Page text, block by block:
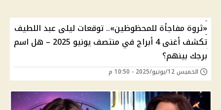
«ثروة مفاجأة للمحظوظين».. توقعات ليلى عبد اللطيف
تكشف أغنى 4 أبراج في منتصف يونيو 2025 – هل اسم
برجك بينهم؟
الخميس 12/يونيو/2025 - 10:50 م